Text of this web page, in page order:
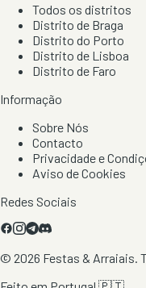
Todos os distritos
Distrito de Braga
Distrito do Porto
Distrito de Lisboa
Distrito de Faro
Informação
Sobre Nós
Contacto
Privacidade e
Aviso de Cookies
Redes Sociais
© 2026 Festas & Arraiais.